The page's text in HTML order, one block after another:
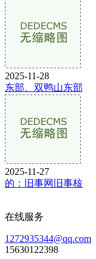
2025-11-28
东部、双鸭山东部
2025-11-27
的：旧事网旧事核
在线服务
1272935344@qq.com
15630122398